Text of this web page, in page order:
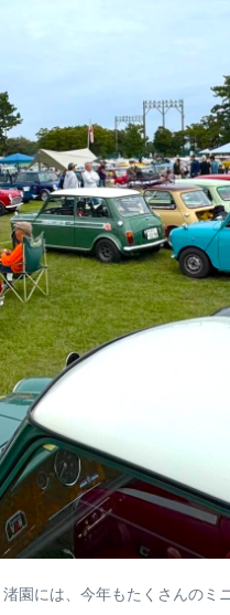
園には、今年もたくさんの